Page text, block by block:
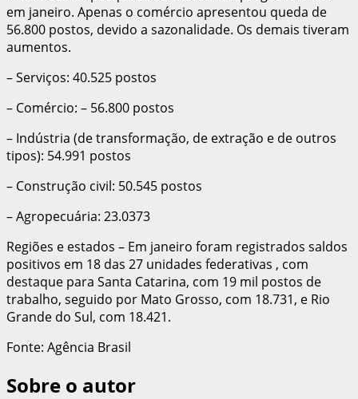
em janeiro. Apenas o comércio apresentou queda de
56.800 postos, devido a sazonalidade. Os demais tiveram
aumentos.
– Serviços: 40.525 postos
– Comércio: – 56.800 postos
– Indústria (de transformação, de extração e de outros
tipos): 54.991 postos
– Construção civil: 50.545 postos
– Agropecuária: 23.0373
Regiões e estados – Em janeiro foram registrados saldos
positivos em 18 das 27 unidades federativas , com
destaque para Santa Catarina, com 19 mil postos de
trabalho, seguido por Mato Grosso, com 18.731, e Rio
Grande do Sul, com 18.421.
Fonte: Agência Brasil
Sobre o autor